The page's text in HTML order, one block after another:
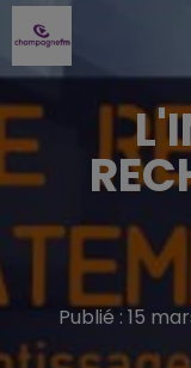
Publié : 15